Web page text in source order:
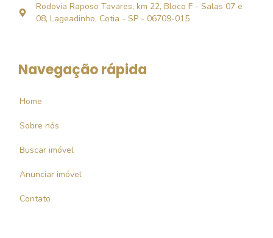
Rodovia Raposo Tavares, km 22, Bloco F - Salas 07 e
08, Lageadinho, Cotia - SP - 06709-015
Navegação rápida
Home
Sobre nós
Buscar imóvel
Anunciar imóvel
Contato